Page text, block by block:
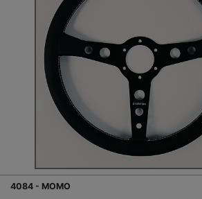
4084 - MOMO